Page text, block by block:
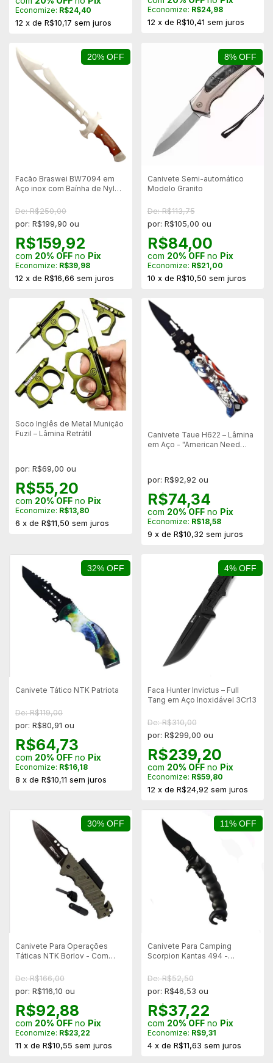
Economize: R$24,40
12 x de R$10,17 sem juros
Economize: R$24,98
12 x de R$10,41 sem juros
20% OFF
Facão Braswei BW7094 em
Aço inox com Baínha de Nylon
De: R$250,00
por: R$199,90 ou
R$159,92
com 20% OFF no Pix
Economize: R$39,98
12 x de R$16,66 sem juros
8% OFF
Canivete Semi-automático
Modelo Granito
De: R$113,75
por: R$105,00 ou
R$84,00
com 20% OFFno Pix
Economize: R$21,00
10 x de R$10,50 sem juros
Soco Inglês de Metal Munição
Fuzil – Lâmina Retrátil
por: R$69,00 ou
R$55,20
com 20% OFF no Pix
Economize: R$13,80
6 x de R$11,50 sem juros
Canivete Taue H622 – Lâmina
em Aço - "American Need
por: R$92,92 ou
R$74,34
com 20% OFFno Pix
Economize: R$18,58
9 x de R$10,32 sem juros
32% OFF
Canivete Tático NTK Patriota
De: R$119,00
por: R$80,91 ou
R$64,73
com 20% OFF no Pix
Economize: R$16,18
8 x de R$10,11 sem juros
4% OFF
Faca Hunter Invictus – Full
Tang em Aço Inoxidável 3Cr13
De: R$310,00
por: R$299,00 ou
R$239,20
com 20% OFFno Pix
Economize: R$59,80
12 x de R$24,92 sem juros
30% OFF
Canivete Para Operações
Táticas NTK Borlov - Com
De: R$166,00
por: R$116,10 ou
R$92,88
com 20% OFF no Pix
Economize: R$23,22
11 x de R$10,55 sem juros
11% OFF
Canivete Para Camping
Scorpion Kantas 494 -
De: R$52,50
por: R$46,53 ou
R$37,22
com 20% OFFno Pix
Economize: R$9,31
4 x de R$11,63 sem juros